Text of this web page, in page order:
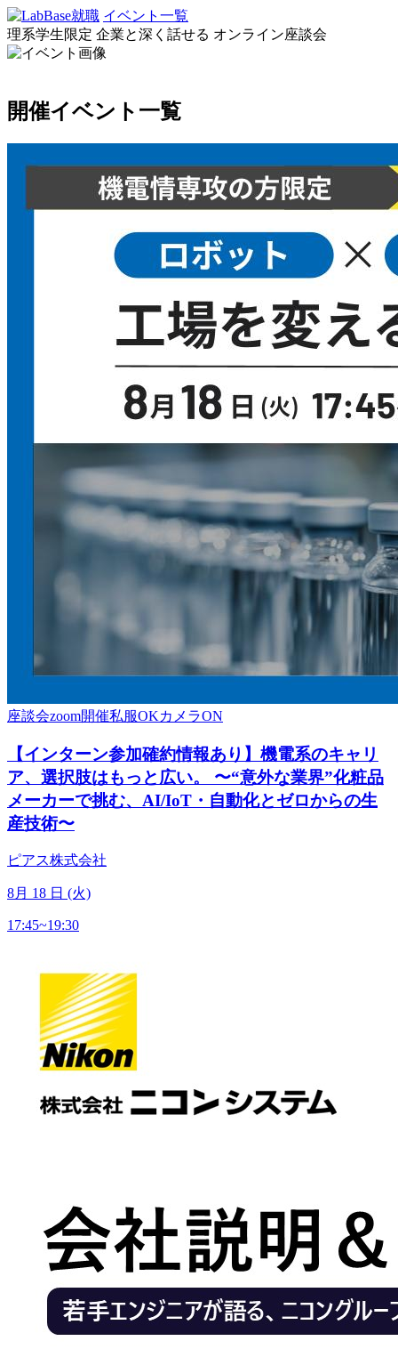
イベント一覧
理系学生限定 企業と深く話せる オンライン座談会
開催イベント一覧
座談会zoom開催私服OKカメラON
【インターン参加確約情報あり】機電系のキャリ
ア、選択肢はもっと広い。 〜“意外な業界”化粧品
メーカーで挑む、AI/IoT・自動化とゼロからの生
産技術〜
ピアス株式会社
8月 18 日 (火)
17:45~19:30